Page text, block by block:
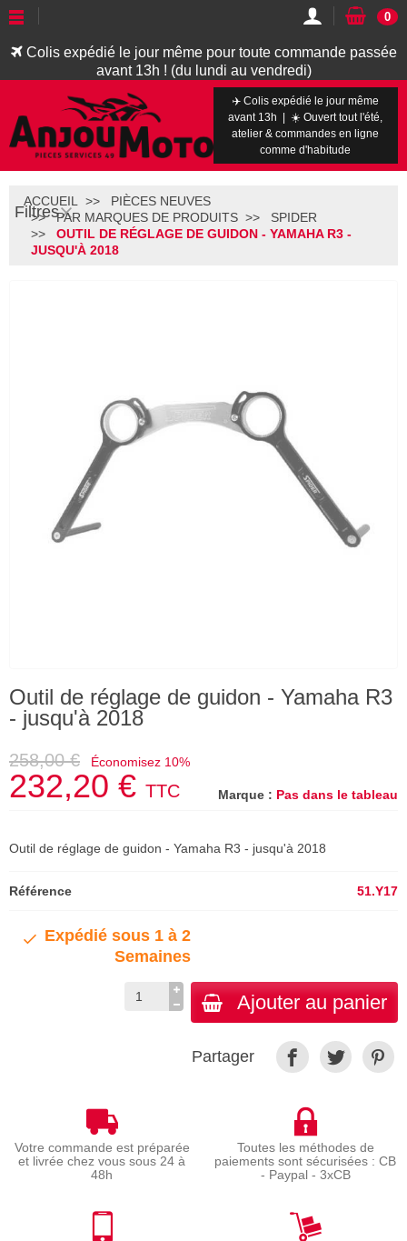
Colis expédié le jour même pour toute commande passée
avant 13h ! (du lundi au vendredi)
0
✈️ Colis expédié le jour même
avant 13h | ☀️ Ouvert tout l'été,
atelier & commandes en ligne
comme d'habitude
Filtres
ACCUEIL
PIÈCES NEUVES
PAR MARQUES DE PRODUITS
SPIDER
OUTIL DE RÉGLAGE DE GUIDON - YAMAHA R3 -
JUSQU'À 2018
Outil de réglage de guidon - Yamaha R3
- jusqu'à 2018
Marque : Pas dans le tableau
258,00 € Économisez 10%
232,20 € TTC
Outil de réglage de guidon - Yamaha R3 - jusqu'à 2018
Référence 51.Y17
Expédié sous 1 à 2
Semaines
Ajouter au panier
Partager
Votre commande est préparée
et livrée chez vous sous 24 à
48h
Toutes les méthodes de
paiements sont sécurisées : CB
- Paypal - 3xCB